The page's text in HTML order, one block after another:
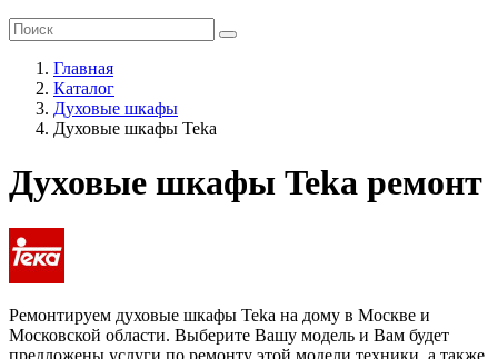
Главная
Каталог
Духовые шкафы
Духовые шкафы Teka
Духовые шкафы Teka ремонт
Ремонтируем духовые шкафы Teka на дому в Москве и
Московской области. Выберите Вашу модель и Вам будет
предложены услуги по ремонту этой модели техники, а также